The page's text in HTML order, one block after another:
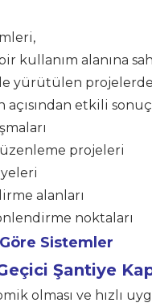
kullanım alanına
yürütülen projelerde
etkili
projeleri
alanları
noktaları
Sistemler
Şantiye
olması ve hızlı